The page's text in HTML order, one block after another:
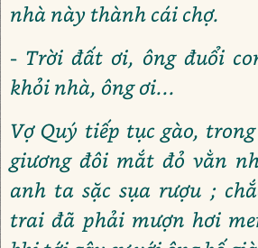
nhà này thành cái chợ.
- Trời đất ơi, ông đuổi
khỏi nhà, ông ơi...
Vợ Quý tiếp tục gào,
giương đôi mắt đỏ vằn
anh ta sặc sụa rượu ;
trai đã phải mượn hơi